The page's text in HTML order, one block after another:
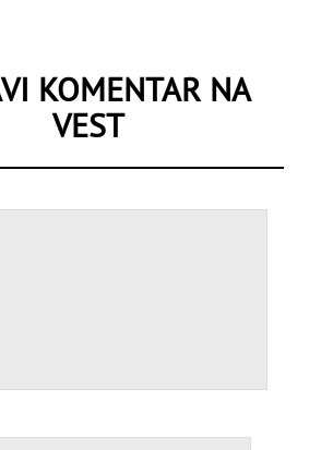
KOMENTAR NA
VEST